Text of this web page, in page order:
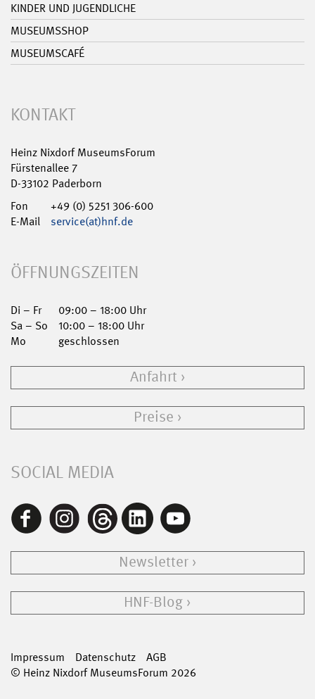
KINDER UND JUGENDLICHE
MUSEUMSSHOP
MUSEUMSCAFÉ
KONTAKT
Heinz Nixdorf MuseumsForum
Fürstenallee 7
D-33102 Paderborn
Fon
+49 (0) 5251 306-600
E-Mail
service(at)hnf.de
ÖFFNUNGSZEITEN
Di – Fr
09:00 – 18:00 Uhr
Sa – So
10:00 – 18:00 Uhr
Mo
geschlossen
Anfahrt
Preise
SOCIAL MEDIA
Newsletter
HNF-Blog
Impressum Datenschutz
AGB
© Heinz Nixdorf MuseumsForum 2026